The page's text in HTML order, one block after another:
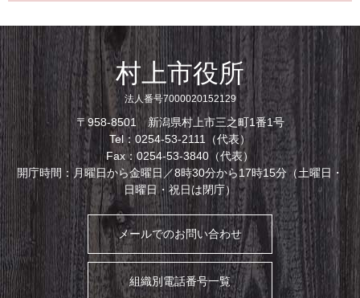
村上市役所
法人番号7000020152129
〒958-8501 新潟県村上市三之町1番1号
Tel：0254-53-2111（代表）
Fax：0254-53-3840（代表）
開庁時間：月曜日から金曜日／8時30分から17時15分（土曜日・
日曜日・祝日は閉庁）
メールでのお問い合わせ
組織別電話番号一覧